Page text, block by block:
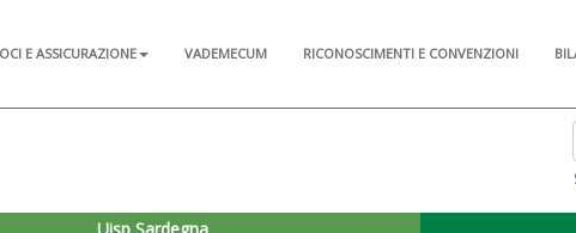
E ASSICURAZIONE VADEMECUM RICONOSCIMENTI E CONVENZIONI